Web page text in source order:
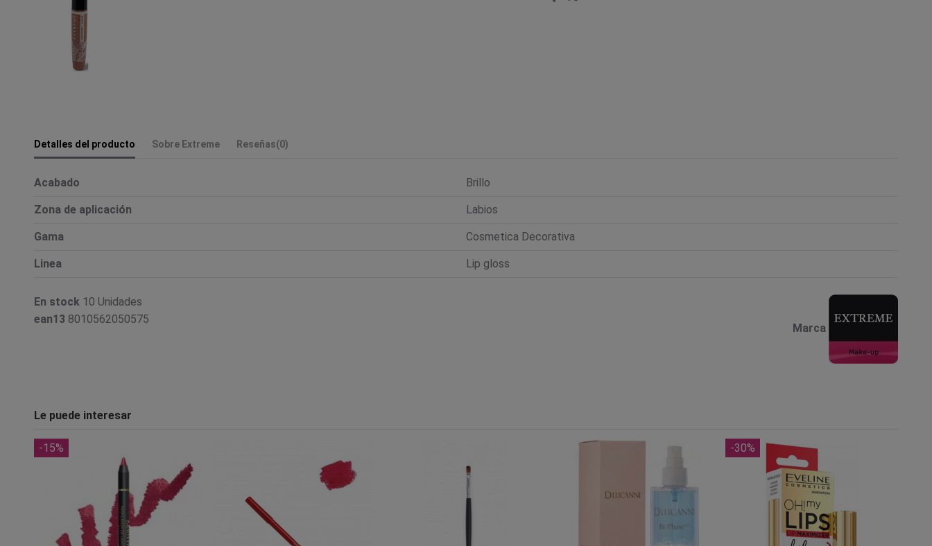
Detalles del producto Sobre Extreme Reseñas(0)
Acabado Brillo
Zona de aplicación Labios
Gama Cosmetica Decorativa
Linea Lip gloss
Marca
En stock 10 Unidades
ean13 8010562050575
Le puede interesar
-15% -30%